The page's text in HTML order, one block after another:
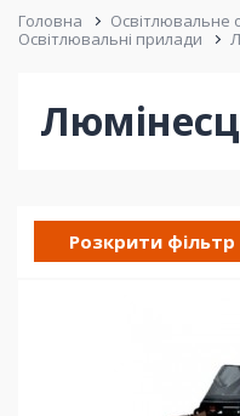
Головна
Освітлювальне
Освітлювальні прилади
Розкрити фільтр